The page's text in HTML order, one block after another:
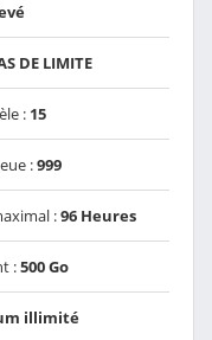
DE LIMITE
: 15
:999
:96 Heures
:500 Go
illimité